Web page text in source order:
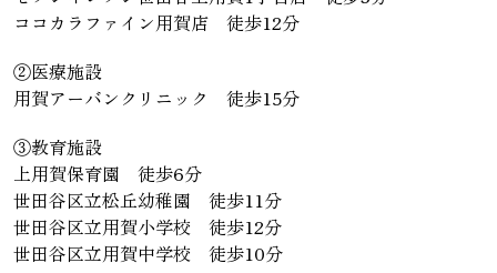
ココカラファイン用賀店 徒歩12分
②医療施設
用賀アーバンクリニック 徒歩15分
③教育施設
上用賀保育園 徒歩6分
世田谷区立松丘幼稚園 徒歩11分
世田谷区立用賀小学校 徒歩12分
世田谷区立用賀中学校 徒歩10分